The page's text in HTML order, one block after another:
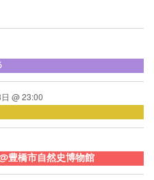
ョ
ン
を
表
示
@ 23:00
豊橋市自然史博物館